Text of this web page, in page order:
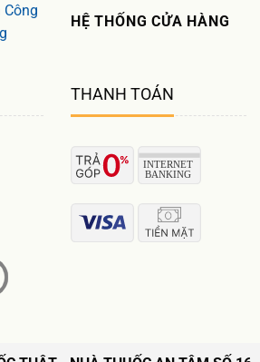
Công
HỆ THỐNG CỬA HÀNG
THANH TOÁN